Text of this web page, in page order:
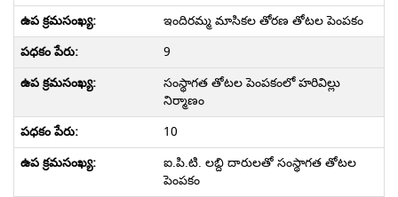
ఇందిరమ్మ మాసికల తోరణ తోటల పెంపకం
9
సంస్థాగత తోటల పెంపకంలో హరివిల్లు
నిర్మాణం
10
ఐ.పి.టి. లబ్ది దారులతో సంస్థాగత తోటల
పెంపకం